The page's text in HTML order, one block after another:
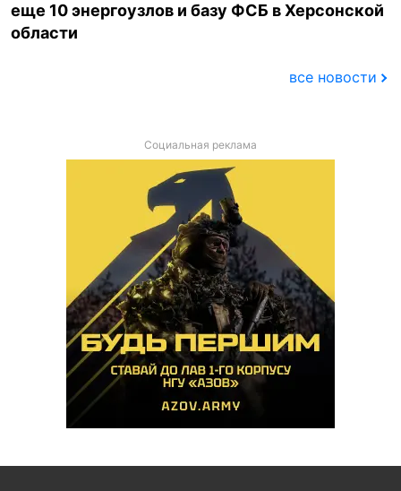
еще 10 энергоузлов и базу ФСБ в Херсонской
области
все новости
Социальная реклама